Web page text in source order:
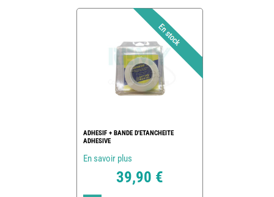
ADHESIF + BANDE D'ETANCHEITE
ADHESIVE
En savoir plus
39,90 €